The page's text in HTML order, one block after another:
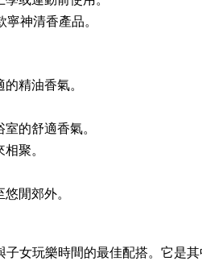
神清香產品。
精油香氣。
的舒適香氣。
聚。
閒郊外。
女玩樂時間的最佳配搭。它是